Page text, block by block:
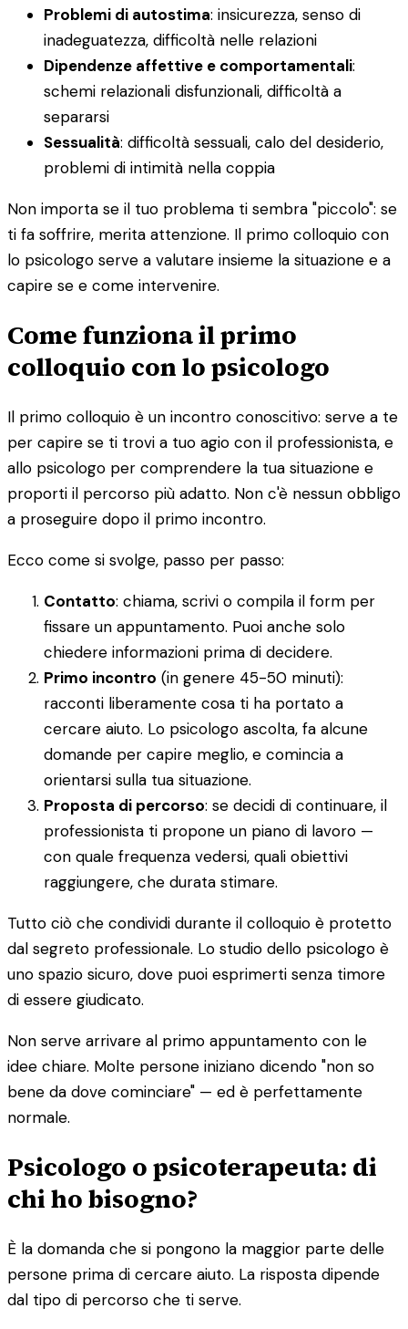
Problemi di autostima: insicurezza, senso di
inadeguatezza, difficoltà nelle relazioni
Dipendenze affettive e comportamentali:
schemi relazionali disfunzionali, difficoltà a
separarsi
Sessualità: difficoltà sessuali, calo del desiderio,
problemi di intimità nella coppia
Non importa se il tuo problema ti sembra "piccolo": se
ti fa soffrire, merita attenzione. Il primo colloquio con
lo psicologo serve a valutare insieme la situazione e a
capire se e come intervenire.
Come funziona il primo
colloquio con lo psicologo
Il primo colloquio è un incontro conoscitivo: serve a te
per capire se ti trovi a tuo agio con il professionista, e
allo psicologo per comprendere la tua situazione e
proporti il percorso più adatto. Non c'è nessun obbligo
a proseguire dopo il primo incontro.
Ecco come si svolge, passo per passo:
Contatto: chiama, scrivi o compila il form per
fissare un appuntamento. Puoi anche solo
chiedere informazioni prima di decidere.
Primo incontro (in genere 45-50 minuti):
racconti liberamente cosa ti ha portato a
cercare aiuto. Lo psicologo ascolta, fa alcune
domande per capire meglio, e comincia a
orientarsi sulla tua situazione.
Proposta di percorso: se decidi di continuare, il
professionista ti propone un piano di lavoro —
con quale frequenza vedersi, quali obiettivi
raggiungere, che durata stimare.
Tutto ciò che condividi durante il colloquio è protetto
dal segreto professionale. Lo studio dello psicologo è
uno spazio sicuro, dove puoi esprimerti senza timore
di essere giudicato.
Non serve arrivare al primo appuntamento con le
idee chiare. Molte persone iniziano dicendo "non so
bene da dove cominciare" — ed è perfettamente
normale.
Psicologo o psicoterapeuta: di
chi ho bisogno?
È la domanda che si pongono la maggior parte delle
persone prima di cercare aiuto. La risposta dipende
dal tipo di percorso che ti serve.